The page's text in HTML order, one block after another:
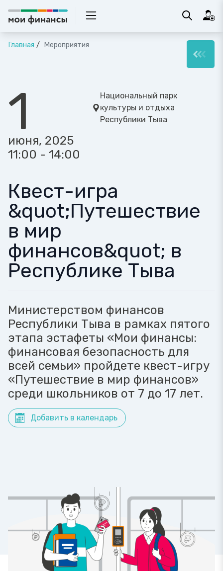
Главная Мероприятия
1
июня, 2025
11:00 - 14:00
Национальный парк
культуры и отдыха
Республики Тыва
Квест-игра
&quot;Путешествие
в мир
финансов&quot; в
Республике Тыва
Министерством финансов
Республики Тыва в рамках пятого
этапа эстафеты «Мои финансы:
финансовая безопасность для
всей семьи» пройдете квест-игру
«Путешествие в мир финансов»
среди школьников от 7 до 17 лет.
Добавить в календарь